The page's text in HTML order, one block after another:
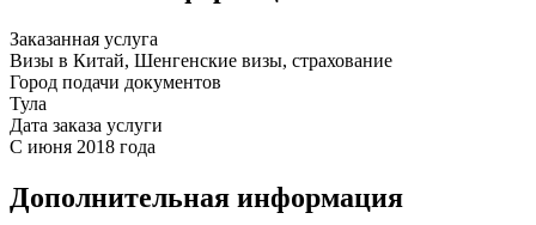
Заказанная услуга
Визы в Китай, Шенгенские визы, страхование
Город подачи документов
Тула
Дата заказа услуги
С июня 2018 года
Дополнительная информация